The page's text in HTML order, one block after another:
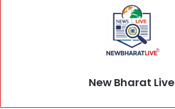
New Bharat Live